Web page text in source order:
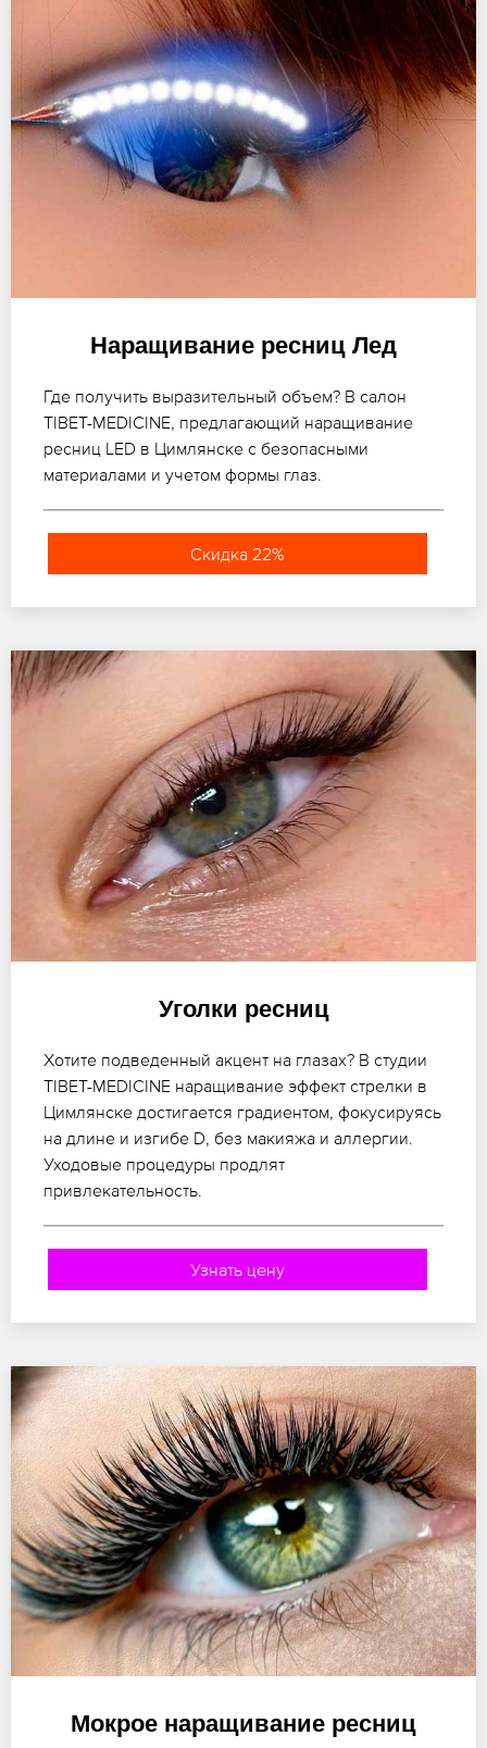
Наращивание ресниц Лед
Где получить выразительный объем? В салон
TIBET-MEDICINE, предлагающий наращивание
ресниц LED в Цимлянске с безопасными
материалами и учетом формы глаз.
Скидка 22%
Уголки ресниц
Хотите подведенный акцент на глазах? В студии
TIBET-MEDICINE наращивание эффект стрелки в
Цимлянске достигается градиентом, фокусируясь
на длине и изгибе D, без макияжа и аллергии.
Уходовые процедуры продлят
привлекательность.
Узнать цену
Мокрое наращивание ресниц